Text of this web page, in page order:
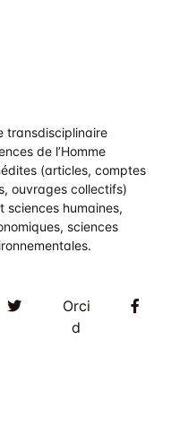
transdisciplinaire
de l’Homme
(articles, comptes
ouvrages collectifs)
sciences humaines,
sciences
TwitterOrci
d